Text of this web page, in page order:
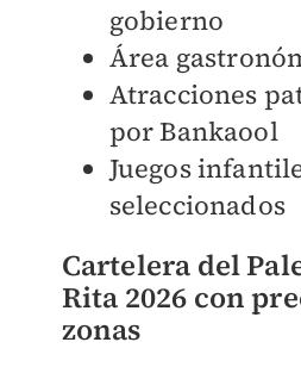
gobierno
Área
Atracciones
por Bankaool
Juegos
seleccionados
Cartelera del
Rita 2026 con
zonas